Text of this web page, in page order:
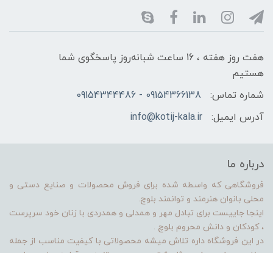
هفت روز هفته ، 16 ساعت شبانه‌روز پاسخگوی شما
هستیم
شماره تماس:
09154366138 - 09154344486
آدرس ایمیل:
info@kotij-kala.ir
درباره ما
فروشگاهی که واسطه شده برای فروش محصولات و صنایع دستی و
محلی بانوان هنرمند و توانمند بلوچ.
اینجا جاییست برای تبادل مهر و همدلی و همدردی با زنان خود سرپرست
، کودکان و دانش محروم بلوچ .
در این فروشگاه داره تلاش میشه محصولاتی با کیفیت مناسب از جمله